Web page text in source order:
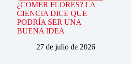
¿COMER FLORES? LA
CIENCIA DICE QUE
PODRÍA SER UNA
BUENA IDEA
27 de julio de 2026